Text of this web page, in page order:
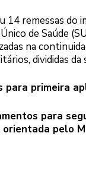
14 remessas do
de Saúde
na
divididas
para primeira
para
pelo